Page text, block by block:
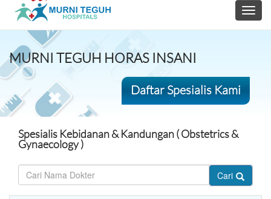
Toggle
MURNI TEGUH HORAS INSANI
Daftar Spesialis Kami
Spesialis Kebidanan & Kandungan ( Obstetrics &
Gynaecology )
Cari